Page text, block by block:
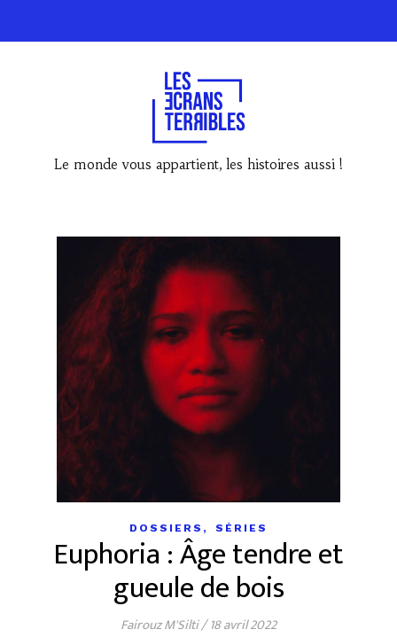
Le monde vous appartient, les histoires aussi !
DOSSIERS , SÉRIES
Euphoria : Âge tendre et
gueule de bois
Fairouz M'Silti/ 18 avril 2022